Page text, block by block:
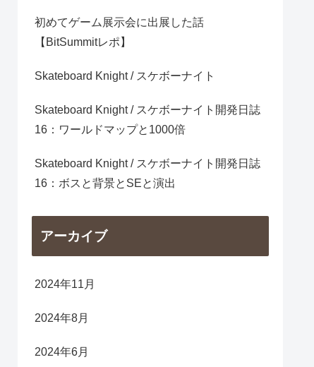
初めてゲーム展示会に出展した話
【BitSummitレポ】
Skateboard Knight / スケボーナイト
Skateboard Knight / スケボーナイト開発日誌
16：ワールドマップと1000倍
Skateboard Knight / スケボーナイト開発日誌
16：ボスと背景とSEと演出
アーカイブ
2024年11月
2024年8月
2024年6月